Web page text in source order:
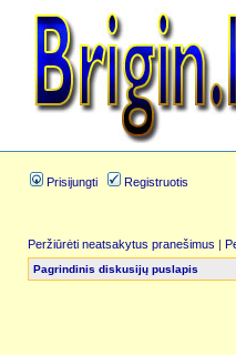
Prisijungti Registruotis
Peržiūrėti neatsakytus pranešimus |
Pagrindinis diskusijų puslapis